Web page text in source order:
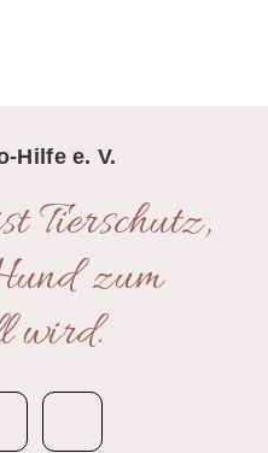
Hilfe e. V.
Tierschutz,
zum
wird.